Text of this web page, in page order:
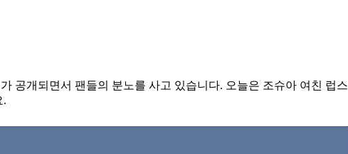
공개되면서 팬들의 분노를 사고 있습니다. 오늘은 조슈아 여친 럽스
.